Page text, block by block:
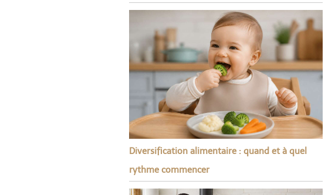
Diversification alimentaire : quand et à quel
rythme commencer